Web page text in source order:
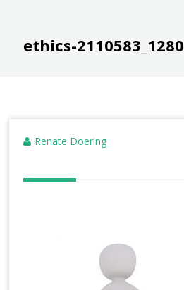
ethics-2110583_1280
Renate Doering